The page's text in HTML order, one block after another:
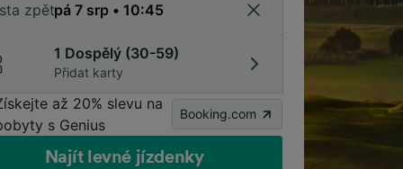
zpět
1 Dospělý (30-59)
Přidat karty
až 20% slevu na
s Genius
Booking.com
Najít levné jízdenky